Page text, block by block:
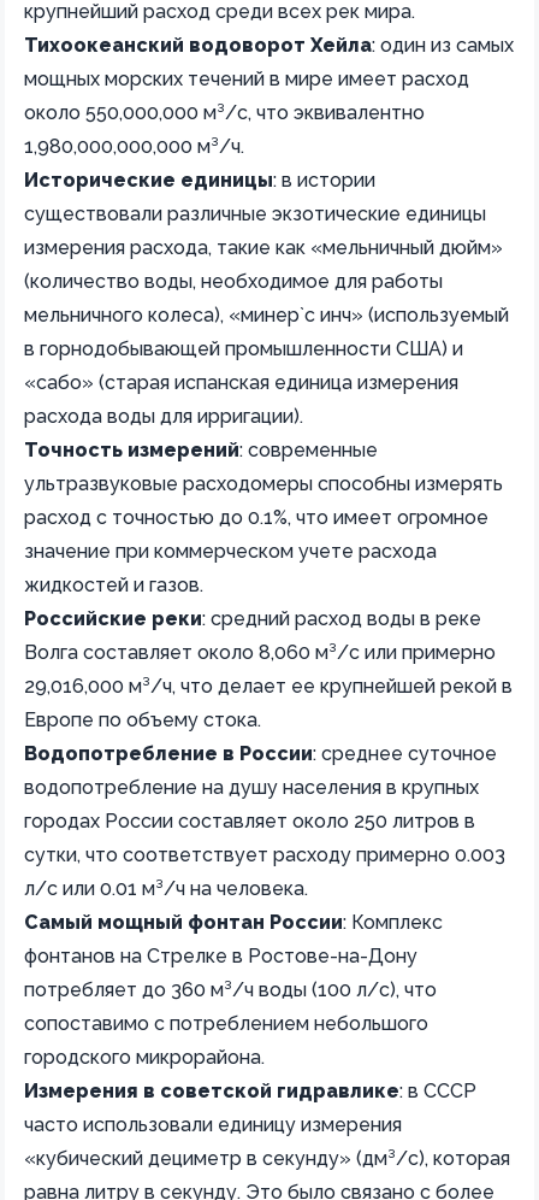
крупнейший расход среди всех рек мира.
Тихоокеанский водоворот Хейла: один из самых
мощных морских течений в мире имеет расход
около 550,000,000 м³/с, что эквивалентно
1,980,000,000,000 м³/ч.
Исторические единицы: в истории
существовали различные экзотические единицы
измерения расхода, такие как «мельничный дюйм»
(количество воды, необходимое для работы
мельничного колеса), «минер`с инч» (используемый
в горнодобывающей промышленности США) и
«сабо» (старая испанская единица измерения
расхода воды для ирригации).
Точность измерений: современные
ультразвуковые расходомеры способны измерять
расход с точностью до 0.1%, что имеет огромное
значение при коммерческом учете расхода
жидкостей и газов.
Российские реки: средний расход воды в реке
Волга составляет около 8,060 м³/с или примерно
29,016,000 м³/ч, что делает ее крупнейшей рекой в
Европе по объему стока.
Водопотребление в России: среднее суточное
водопотребление на душу населения в крупных
городах России составляет около 250 литров в
сутки, что соответствует расходу примерно 0.003
л/с или 0.01 м³/ч на человека.
Самый мощный фонтан России: Комплекс
фонтанов на Стрелке в Ростове-на-Дону
потребляет до 360 м³/ч воды (100 л/с), что
сопоставимо с потреблением небольшого
городского микрорайона.
Измерения в советской гидравлике: в СССР
часто использовали единицу измерения
«кубический дециметр в секунду» (дм³/с), которая
равна литру в секунду. Это было связано с более